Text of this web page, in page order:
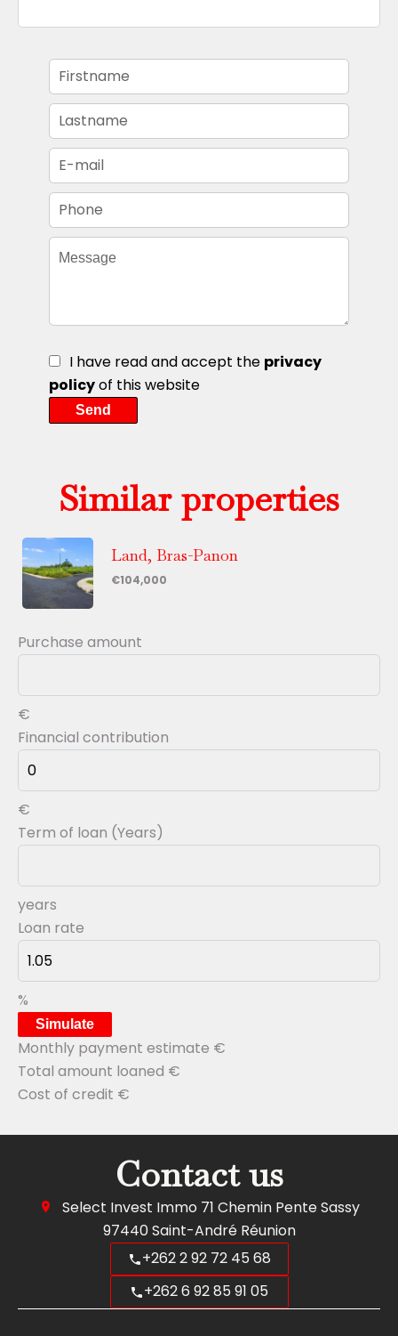
I have read and accept the privacy
policyof this website
Send
Similar properties
Land, Bras-Panon
€104,000
Purchase amount
€
Financial contribution
€
Term of loan (Years)
years
Loan rate
%
Simulate
Monthly payment estimate €
Total amount loaned €
Cost of credit €
Contact us
Select Invest Immo 71 Chemin Pente Sassy
97440Saint-André Réunion
+262 2 92 72 45 68
+262 6 92 85 91 05